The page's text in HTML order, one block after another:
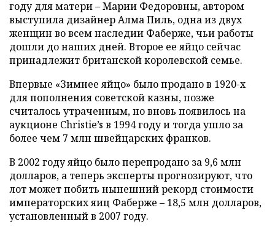
году для матери – Марии Федоровны, автором
выступила дизайнер Алма Пиль, одна из двух
женщин во всем наследии Фаберже, чьи работы
дошли до наших дней. Второе ее яйцо сейчас
принадлежит британской королевской семье.
Впервые «Зимнее яйцо» было продано в 1920-х
для пополнения советской казны, позже
считалось утраченным, но вновь появилось на
аукционе Christie’s в 1994 году и тогда ушло за
более чем 7 млн швейцарских франков.
В 2002 году яйцо было перепродано за 9,6 млн
долларов, а теперь эксперты прогнозируют, что
лот может побить нынешний рекорд стоимости
императорских яиц Фаберже – 18,5 млн долларов,
установленный в 2007 году.